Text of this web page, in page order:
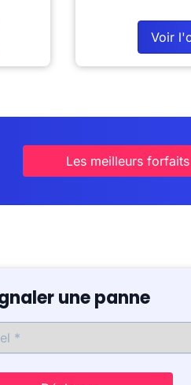
Voir
Les meilleurs
une panne